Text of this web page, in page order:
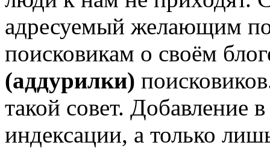
адресуемый желающим
поисковикам о своём
(аддурилки)
такой совет. Добавление
индексации, а только